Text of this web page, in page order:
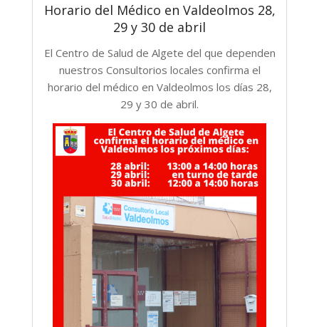
Horario del Médico en Valdeolmos 28,
29 y 30 de abril
El Centro de Salud de Algete del que dependen
nuestros Consultorios locales confirma el
horario del médico en Valdeolmos los días 28,
29 y 30 de abril.